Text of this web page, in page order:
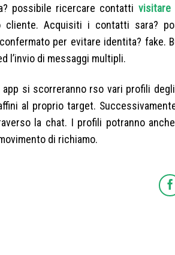
possibile ricercare contatti visitare
cliente. Acquisiti i contatti sara?
per evitare identita? fake.
l’invio di messaggi multipli.
app si scorreranno rso vari profili
al proprio target.
la chat. I profili potranno
di richiamo.